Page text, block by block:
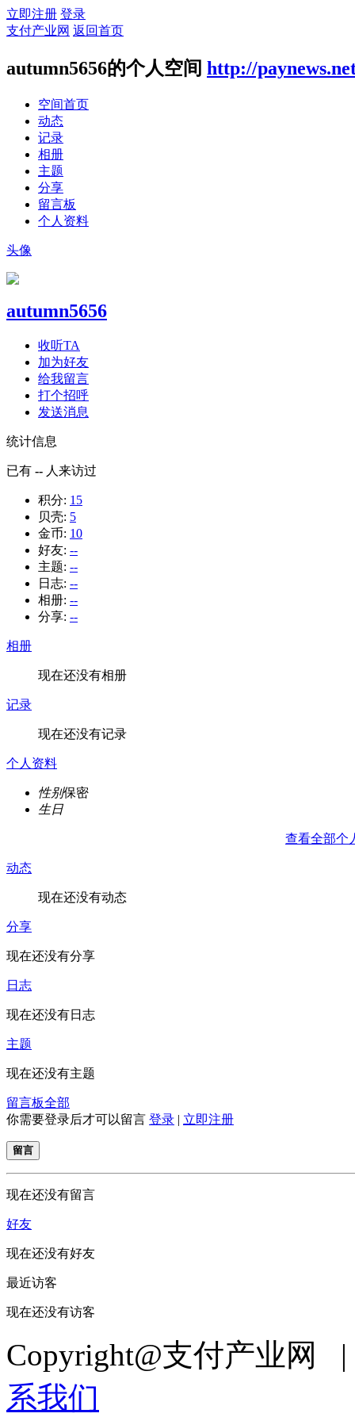
立即注册 登录
支付产业网 返回首页
autumn5656的个人空间 http://
空间首页
动态
记录
相册
主题
分享
留言板
个人资料
头像
autumn5656
收听TA
加为好友
给我留言
打个招呼
发送消息
统计信息
已有 -- 人来访过
积分: 15
贝壳: 5
金币: 10
好友: --
主题: --
日志: --
相册: --
分享: --
相册
现在还没有相册
记录
现在还没有记录
个人资料
性别保密
生日
查看全部个
动态
现在还没有动态
分享
现在还没有分享
日志
现在还没有日志
主题
现在还没有主题
留言板全部
你需要登录后才可以留言 登录 | 立即注册
留言
现在还没有留言
好友
现在还没有好友
最近访客
现在还没有访客
Copyright@支付产业
系我们